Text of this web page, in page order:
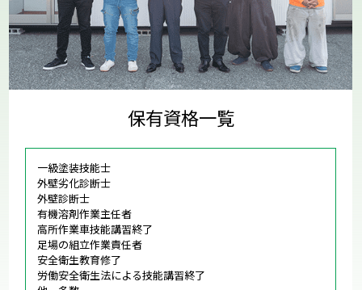
保有資格一覧
一級塗装技能士
外壁劣化診断士
外壁診断士
有機溶剤作業主任者
高所作業車技能講習終了
足場の組立作業責任者
安全衛生教育修了
労働安全衛生法による技能講習終了